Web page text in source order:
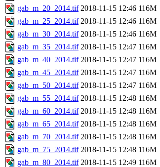
gab_m_20_2014.tif 2018-11-15 12:46 116M
gab_m_25_2014.tif 2018-11-15 12:46 116M
gab_m_30_2014.tif 2018-11-15 12:46 116M
gab_m_35_2014.tif 2018-11-15 12:47 116M
gab_m_40_2014.tif 2018-11-15 12:47 116M
gab_m_45_2014.tif 2018-11-15 12:47 116M
gab_m_50_2014.tif 2018-11-15 12:47 116M
gab_m_55_2014.tif 2018-11-15 12:48 116M
gab_m_60_2014.tif 2018-11-15 12:48 116M
gab_m_65_2014.tif 2018-11-15 12:48 116M
gab_m_70_2014.tif 2018-11-15 12:48 116M
gab_m_75_2014.tif 2018-11-15 12:48 116M
gab_m_80_2014.tif 2018-11-15 12:49 116M